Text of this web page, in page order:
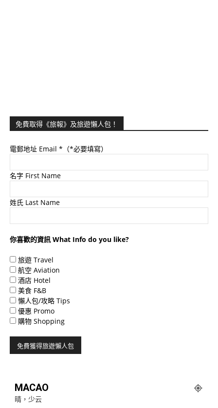
免費取得《旅報》及旅遊懶人包！
電郵地址 Email *（*必要填寫）
名字 First Name
姓氏 Last Name
你喜歡的資訊 What Info do you like?
旅遊 Travel
航空 Aviation
酒店 Hotel
美食 F&B
懶人包/攻略 Tips
優惠 Promo
購物 Shopping
MACAO
晴，少云